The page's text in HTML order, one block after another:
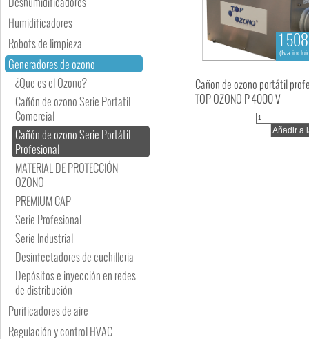
Humidificadores
Robots de limpieza
Generadores de ozono
¿Que es el Ozono?
Cañón de ozono Serie Portatil
Comercial
Cañón de ozono Serie Portátil
Profesional
MATERIAL DE PROTECCIÓN
OZONO
PREMIUM CAP
Serie Profesional
Serie Industrial
Desinfectadores de cuchilleria
Depósitos e inyección en redes
de distribución
Purificadores de aire
Regulación y control HVAC
Cañon de ozono portátil
TOP OZONO P 4000 V
(Iva